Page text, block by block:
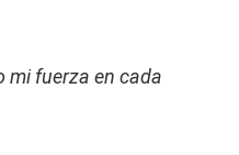
mi fuerza en cada